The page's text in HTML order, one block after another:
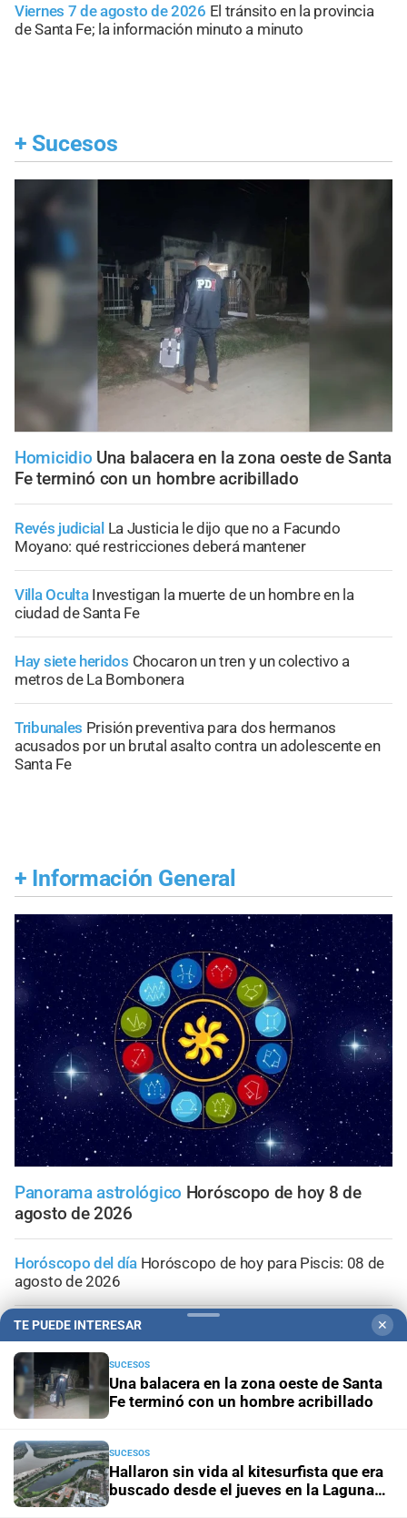
Viernes 7 de agosto de 2026 El tránsito en la provincia
de Santa Fe; la información minuto a minuto
+ Sucesos
Homicidio Una balacera en la zona oeste de Santa
Fe terminó con un hombre acribillado
Revés judicial La Justicia le dijo que no a Facundo
Moyano: qué restricciones deberá mantener
Villa Oculta Investigan la muerte de un hombre en la
ciudad de Santa Fe
Hay siete heridos Chocaron un tren y un colectivo a
metros de La Bombonera
Tribunales Prisión preventiva para dos hermanos
acusados por un brutal asalto contra un adolescente en
Santa Fe
+ Información General
Panorama astrológico Horóscopo de hoy 8 de
agosto de 2026
Horóscopo del día Horóscopo de hoy para Piscis: 08 de
agosto de 2026
Horóscopo del díaHoróscopo de hoy para Acuario: 08
de agosto de 2026
Horóscopo del díaHoróscopo de hoy para Capricornio:
08 de agosto de 2026
Horóscopo del día
Horóscopo de hoy para Sagitario: 08
de agosto de 2026
TE PUEDE INTERESAR ✕
SUCESOS
Una balacera en la zona oeste de Santa
Fe terminó con un hombre acribillado
SUCESOS
Hallaron sin vida al kitesurfista que era
buscado desde el jueves en la Laguna